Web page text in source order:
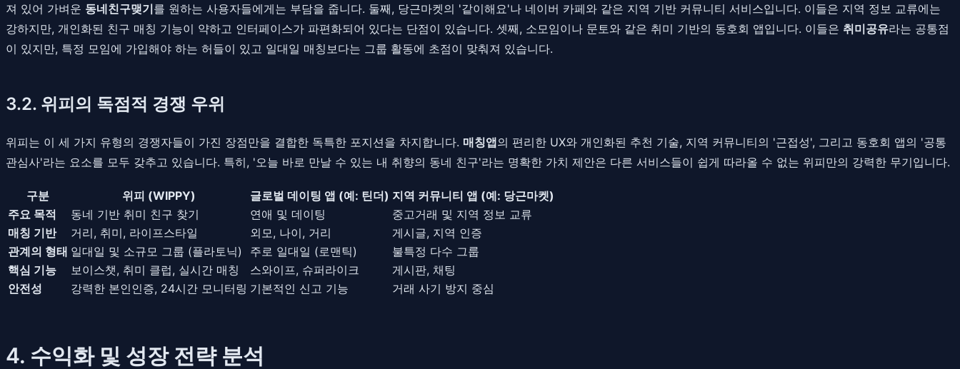
져 있어 가벼운 동네친구맺기를 원하는 사용자들에게는 부담을 줍니다. 둘째, 당근마켓의 '같이해요'나 네이버 카페와 같은 지역 기반 커뮤니티 서비스입니다. 이들은 지역 정보 교류에는
강하지만, 개인화된 친구 매칭 기능이 약하고 인터페이스가 파편화되어 있다는 단점이 있습니다. 셋째, 소모임이나 문토와 같은 취미 기반의 동호회 앱입니다. 이들은 취미공유라는 공통점
이 있지만, 특정 모임에 가입해야 하는 허들이 있고 일대일 매칭보다는 그룹 활동에 초점이 맞춰져 있습니다.
3.2. 위피의 독점적 경쟁 우위
위피는 이 세 가지 유형의 경쟁자들이 가진 장점만을 결합한 독특한 포지션을 차지합니다. 매칭앱의 편리한 UX와 개인화된 추천 기술, 지역 커뮤니티의 '근접성', 그리고 동호회 앱의 '공통
관심사'라는 요소를 모두 갖추고 있습니다. 특히, '오늘 바로 만날 수 있는 내 취향의 동네 친구'라는 명확한 가치 제안은 다른 서비스들이 쉽게 따라올 수 없는 위피만의 강력한 무기입니다.
구분 위피 (WIPPY) 글로벌 데이팅 앱 (예: 틴더) 지역 커뮤니티 앱 (예: 당근마켓)
주요 목적
동네 기반 취미 친구 찾기 연애 및 데이팅
중고거래 및 지역 정보 교류
매칭 기반
거리, 취미, 라이프스타일 외모, 나이, 거리
게시글, 지역 인증
관계의 형태 일대일 및 소규모 그룹 (플라토닉) 주로 일대일 (로맨틱)
불특정 다수 그룹
핵심 기능
보이스챗, 취미 클럽, 실시간 매칭 스와이프, 슈퍼라이크
게시판, 채팅
안전성
강력한 본인인증, 24시간 모니터링 기본적인 신고 기능 거래 사기 방지 중심
4. 수익화 및 성장 전략 분석